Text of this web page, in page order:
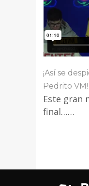
¡Así se
Pedrito VM!
Este gran
final……